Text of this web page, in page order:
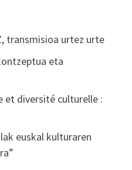
transmisioa urtez urte
eta
et diversité culturelle :
euskal kulturaren